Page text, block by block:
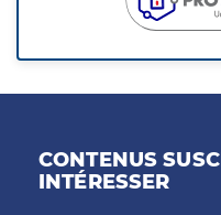
CONTENUS
INTÉRESSER